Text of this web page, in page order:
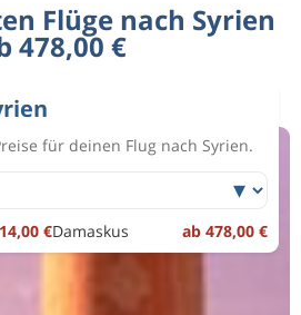
Flüge nach Syrien
478,00 €
für deinen Flug nach Syrien.
€Damaskus ab 478,00 €